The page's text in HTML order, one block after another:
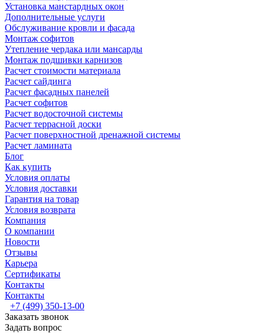
Установка манстардных окон
Дополнительные услуги
Обслуживание кровли и фасада
Монтаж софитов
Утепление чердака или мансарды
Монтаж подшивки карнизов
Расчет стоимости материала
Расчет сайдинга
Расчет фасадных панелей
Расчет софитов
Расчет водосточной системы
Расчет террасной доски
Расчет поверхностной дренажной системы
Расчет ламината
Блог
Как купить
Условия оплаты
Условия доставки
Гарантия на товар
Условия возврата
Компания
О компании
Новости
Отзывы
Карьера
Сертификаты
Контакты
Контакты
+7 (499) 350-13-00
Заказать звонок
Задать вопрос